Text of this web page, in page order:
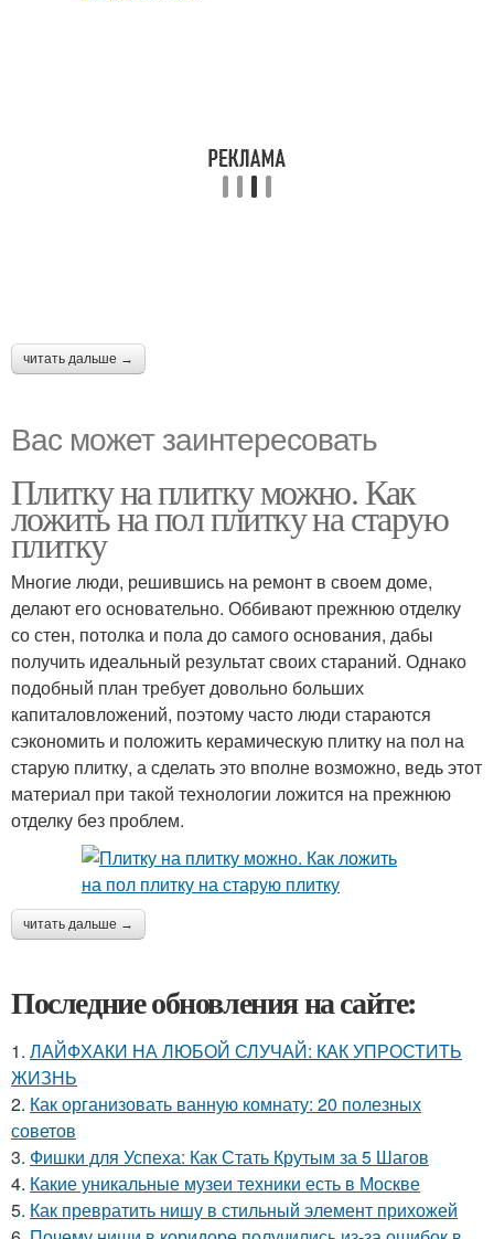
читать дальше →
Вас может заинтересовать
Плитку на плитку можно. Как
ложить на пол плитку на старую
плитку
Многие люди, решившись на ремонт в своем доме,
делают его основательно. Оббивают прежнюю отделку
со стен, потолка и пола до самого основания, дабы
получить идеальный результат своих стараний. Однако
подобный план требует довольно больших
капиталовложений, поэтому часто люди стараются
сэкономить и положить керамическую плитку на пол на
старую плитку, а сделать это вполне возможно, ведь этот
материал при такой технологии ложится на прежнюю
отделку без проблем.
читать дальше →
Последние обновления на сайте:
1. ЛАЙФХАКИ НА ЛЮБОЙ СЛУЧАЙ: КАК УПРОСТИТЬ
ЖИЗНЬ
2. Как организовать ванную комнату: 20 полезных
советов
3. Фишки для Успеха: Как Стать Крутым за 5 Шагов
4. Какие уникальные музеи техники есть в Москве
5. Как превратить нишу в стильный элемент прихожей